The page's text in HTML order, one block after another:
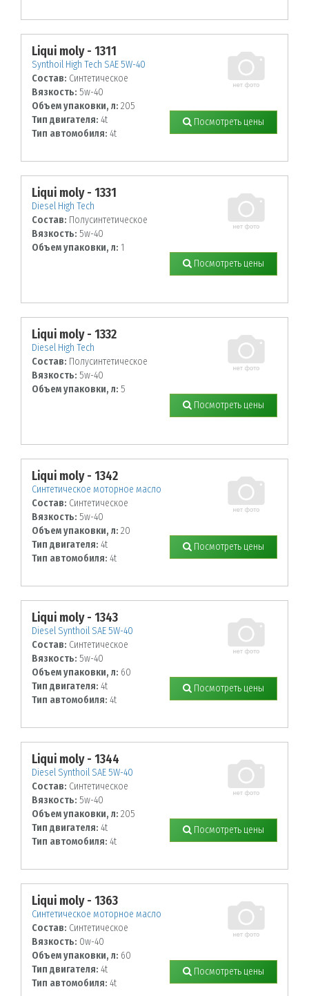
Liqui moly - 1311
Synthoil High Tech SAE 5W-40
Состав: Синтетическое
Вязкость: 5w-40
Объем упаковки, л: 205
Тип двигателя: 4t
Тип автомобиля: 4t
Посмотреть цены
Liqui moly - 1331
Diesel High Tech
Состав: Полусинтетическое
Вязкость: 5w-40
Объем упаковки, л: 1
Посмотреть цены
Liqui moly - 1332
Diesel High Tech
Состав: Полусинтетическое
Вязкость: 5w-40
Объем упаковки, л: 5
Посмотреть цены
Liqui moly - 1342
Синтетическое моторное масло
Состав: Синтетическое
Вязкость: 5w-40
Объем упаковки, л: 20
Тип двигателя: 4t
Тип автомобиля: 4t
Посмотреть цены
Liqui moly - 1343
Diesel Synthoil SAE 5W-40
Состав: Синтетическое
Вязкость: 5w-40
Объем упаковки, л: 60
Тип двигателя: 4t
Тип автомобиля: 4t
Посмотреть цены
Liqui moly - 1344
Diesel Synthoil SAE 5W-40
Состав: Синтетическое
Вязкость: 5w-40
Объем упаковки, л: 205
Тип двигателя: 4t
Тип автомобиля: 4t
Посмотреть цены
Liqui moly - 1363
Синтетическое моторное масло
Состав: Синтетическое
Вязкость: 0w-40
Объем упаковки, л: 60
Тип двигателя: 4t
Тип автомобиля: 4t
Посмотреть цены